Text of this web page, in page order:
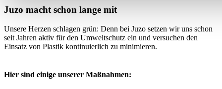
Juzo macht schon lange mit
Unsere Herzen schlagen grün: Denn bei Juzo setzen wir uns schon
seit Jahren aktiv für den Umweltschutz ein und versuchen den
Einsatz von Plastik kontinuierlich zu minimieren.
Hier sind einige unserer Maßnahmen: